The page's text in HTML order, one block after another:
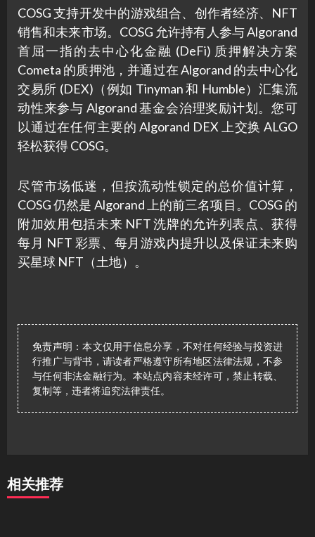
COSG 支持开发中的游戏组合、创作者经济、NFT
销售和未来市场。COSG 允许持有人参与 Algorand
首屈一指的去中心化金融 (DeFi) 质押解决方案
Cometa 的质押池，并通过在 Algorand 的去中心化
交易所 (DEX)（例如 Tinyman 和 Humble）汇集流
动性来参与 Algorand 基金会治理奖励计划。您可
以通过在任何主要的 Algorand DEX 上交换 ALGO
轻松获得 COSG。
尽管市场低迷，但按流动性锁定的总价值计算，
COSG 仍然是 Algorand 上的前三名项目。COSG 的
附加效用包括未来 NFT 洗牌的允许列表点、获得
每月 NFT 彩票、每月游戏内提升以及保证未来购
买星球 NFT（土地）。
免责声明：本文仅用于信息分享，不对任何经验与投资进
行推广与背书，请读者严格遵守所有地区法律法规，不参
与任何非法金融行为。本站点内容未经许可，禁止转载、
复制等，违者将追究法律责任。
相关推荐